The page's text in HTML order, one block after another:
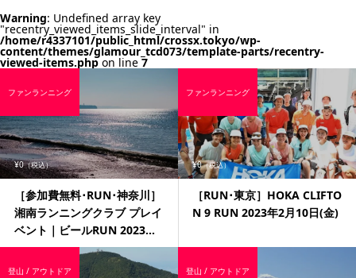
Warning: Undefined array key
"recentry_viewed_items_slide_interval" in
/home/r4337101/public_html/crossx.tokyo/wp-
content/themes/glamour_tcd073/template-parts/recentry-
viewed-items.phpon line7
¥0（税込）
［参加費無料･RUN･神奈川］
湘南ランニングクラブ プレイ
ベント｜ビールRUN 2023...
ファンランニング
¥0（税込）
［RUN･東京］HOKA CLIFTO
N 9 RUN 2023年2月10日(金)
ファンランニング
登山 / アウトドア 登山 / アウトドア